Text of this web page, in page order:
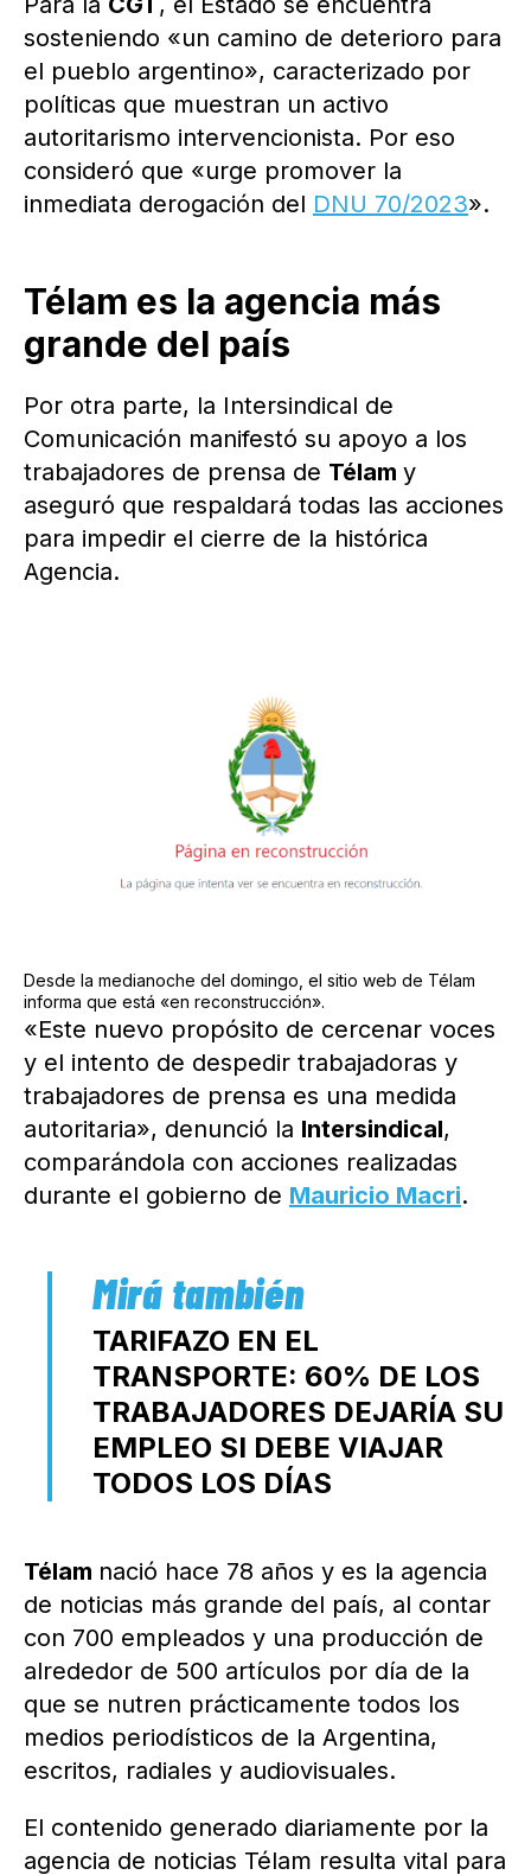
sosteniendo «un camino de deterioro para
el pueblo argentino», caracterizado por
políticas que muestran un activo
autoritarismo intervencionista. Por eso
consideró que «urge promover la
inmediata derogación del DNU 70/2023».
Télam es la agencia más
grande del país
Por otra parte, la Intersindical de
Comunicación manifestó su apoyo a los
trabajadores de prensa de Télam y
aseguró que respaldará todas las acciones
para impedir el cierre de la histórica
Agencia.
Desde la medianoche del domingo, el sitio web de Télam
informa que está «en reconstrucción».
«Este nuevo propósito de cercenar voces
y el intento de despedir trabajadoras y
trabajadores de prensa es una medida
autoritaria», denunció la Intersindical,
comparándola con acciones realizadas
durante el gobierno de Mauricio Macri.
TARIFAZO EN EL
TRANSPORTE: 60% DE LOS
TRABAJADORES DEJARÍA SU
EMPLEO SI DEBE VIAJAR
TODOS LOS DÍAS
Télam nació hace 78 años y es la agencia
de noticias más grande del país, al contar
con 700 empleados y una producción de
alrededor de 500 artículos por día de la
que se nutren prácticamente todos los
medios periodísticos de la Argentina,
escritos, radiales y audiovisuales.
El contenido generado diariamente por la
agencia de noticias Télam resulta vital para